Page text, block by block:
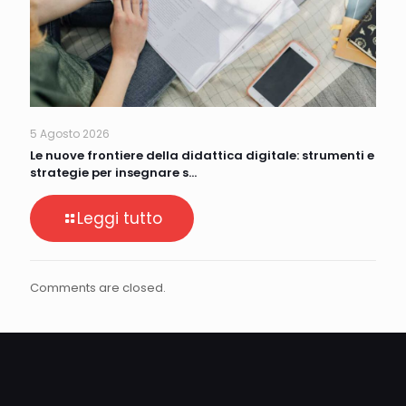
5 Agosto 2026
Le nuove frontiere della didattica digitale: strumenti e
strategie per insegnare s…
Leggi tutto
Comments are closed.